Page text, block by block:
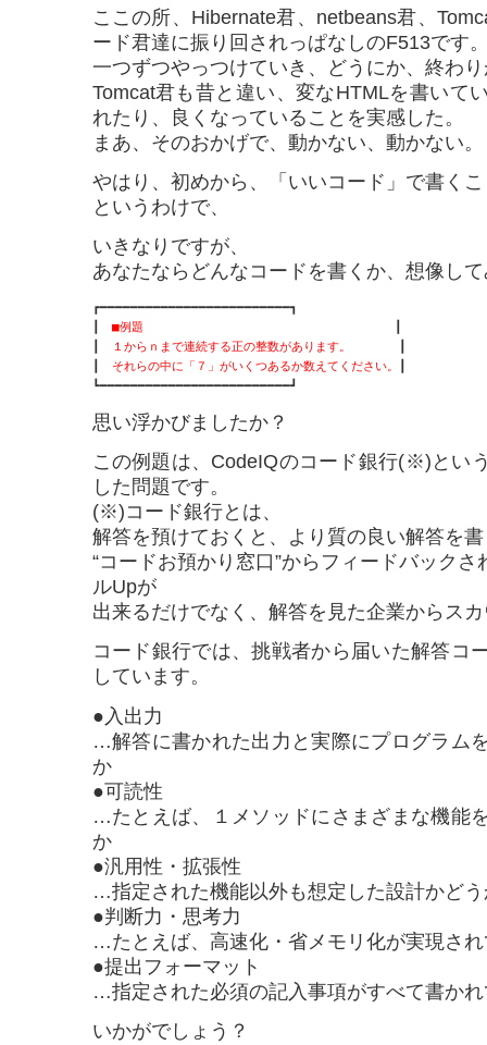
ここの所、Hibernate君、netbeans君、
ード君達に振り回されっぱなしのF513です
一つずつやっつけていき、どうにか、終わ
Tomcat君も昔と違い、変なHTMLを書いて
れたり、良くなっていることを実感した。
まあ、そのおかげで、動かない、動かない。
やはり、初めから、「いいコード」で書く
というわけで、
いきなりですが、
あなたならどんなコードを書くか、想像し
┏━━━━━━━━━━━━━━━━━━━━━━━━━┓
■例題
１からｎまで連続する正の整数があります。
それらの中に「７」がいくつあるか数えてください。
┗━━━━━━━━━━━━━━━━━━━━━━━━━┛
思い浮かびましたか？
この例題は、CodeIQのコード銀行(※)とい
した問題です。
(※)コード銀行とは、
解答を預けておくと、より質の良い解答を
“コードお預かり窓口”からフィードバック
ルUpが
出来るだけでなく、解答を見た企業からス
コード銀行では、挑戦者から届いた解答コ
しています。
●入出力
…解答に書かれた出力と実際にプログラム
か
●可読性
…たとえば、１メソッドにさまざまな機能
か
●汎用性・拡張性
…指定された機能以外も想定した設計かどう
●判断力・思考力
…たとえば、高速化・省メモリ化が実現さ
●提出フォーマット
…指定された必須の記入事項がすべて書か
いかがでしょう？